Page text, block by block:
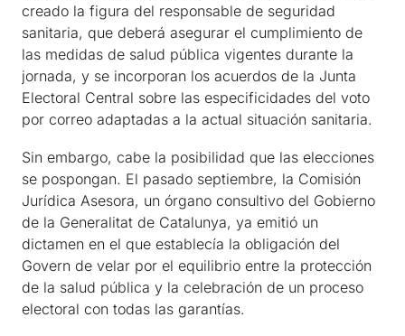
creado la figura del responsable de seguridad
sanitaria, que deberá asegurar el cumplimiento de
las medidas de salud pública vigentes durante la
jornada, y se incorporan los acuerdos de la Junta
Electoral Central sobre las especificidades del voto
por correo adaptadas a la actual situación sanitaria.
Sin embargo, cabe la posibilidad que las elecciones
se pospongan. El pasado septiembre, la Comisión
Jurídica Asesora, un órgano consultivo del Gobierno
de la Generalitat de Catalunya, ya emitió un
dictamen en el que establecía la obligación del
Govern de velar por el equilibrio entre la protección
de la salud pública y la celebración de un proceso
electoral con todas las garantías.